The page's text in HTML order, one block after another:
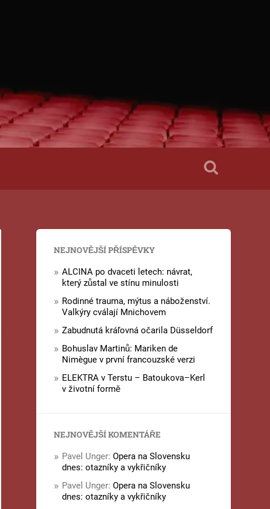
NEJNOVĚJŠÍ PŘÍSPĚVKY
ALCINA po dvaceti letech: návrat,
který zůstal ve stínu minulosti
Rodinné trauma, mýtus a náboženství.
Valkýry cválají Mnichovem
Zabudnutá kráľovná očarila Düsseldorf
Bohuslav Martinů: Mariken de
Nimègue v první francouzské verzi
ELEKTRA v Terstu – Batoukova–Kerl
v životní formě
NEJNOVĚJŠÍ KOMENTÁŘE
Pavel Unger:Opera na Slovensku
dnes: otazníky a vykřičníky
Pavel Unger:Opera na Slovensku
dnes: otazníky a vykřičníky